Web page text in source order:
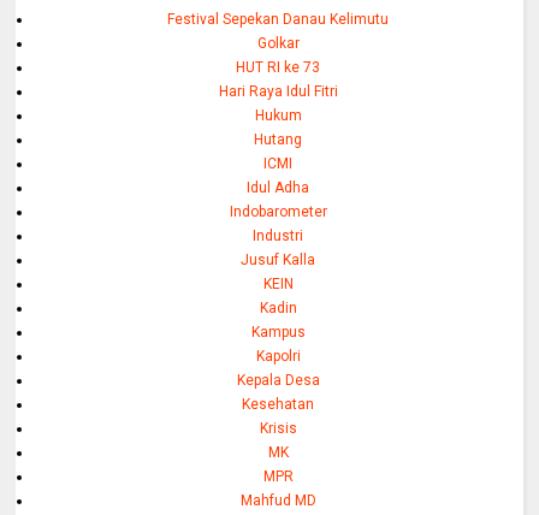
Festival Sepekan Danau Kelimutu
Golkar
HUT RI ke 73
Hari Raya Idul Fitri
Hukum
Hutang
ICMI
Idul Adha
Indobarometer
Industri
Jusuf Kalla
KEIN
Kadin
Kampus
Kapolri
Kepala Desa
Kesehatan
Krisis
MK
MPR
Mahfud MD